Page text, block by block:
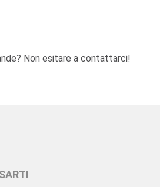
Non esitare a contattarci!